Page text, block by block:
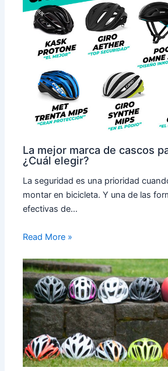
La mejor marca de cascos
¿Cuál elegir?
La seguridad es una prioridad
montar en bicicleta. Y una de las
efectivas de…
Read More »